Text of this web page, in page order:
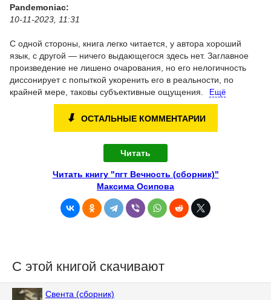
Pandemoniac:
10-11-2023, 11:31
С одной стороны, книга легко читается, у автора хороший
язык, с другой — ничего выдающегося здесь нет. Заглавное
произведение не лишено очарования, но его нелогичность
диссонирует с попыткой укоренить его в реальности, по
крайней мере, таковы субъективные ощущения.
Ещё
⬇ ОСТАЛЬНЫЕ КОММЕНТАРИИ
Читать
Читать книгу "пгт Вечность (сборник)"
Максима Осипова
С этой книгой скачивают
Свента (сборник)